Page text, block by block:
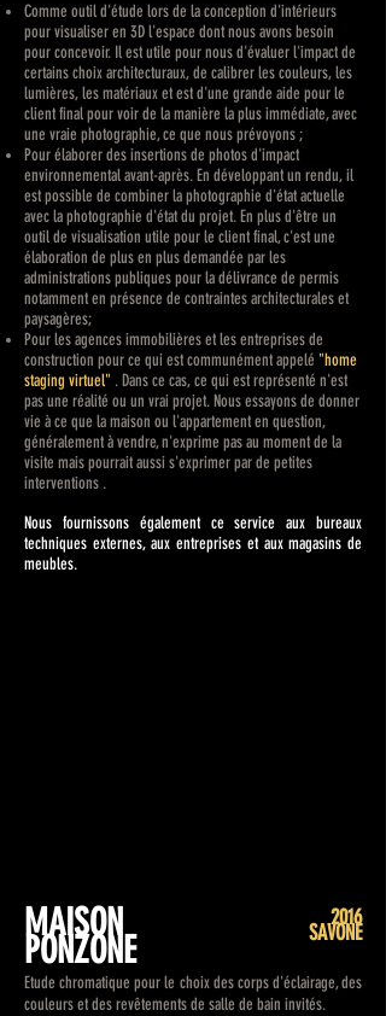
Comme outil d'étude lors de la conception d'intérieurs
pour visualiser en 3D l'espace dont nous avons besoin
pour concevoir. Il est utile pour nous d'évaluer l'impact de
certains choix architecturaux, de calibrer les couleurs, les
lumières, les matériaux et est d'une grande aide pour le
client final pour voir de la manière la plus immédiate, avec
une vraie photographie, ce que nous prévoyons ;
Pour élaborer des insertions de photos d'impact
environnemental avant-après. En développant un rendu, il
est possible de combiner la photographie d'état actuelle
avec la photographie d'état du projet. En plus d'être un
outil de visualisation utile pour le client final, c'est une
élaboration de plus en plus demandée par les
administrations publiques pour la délivrance de permis
notamment en présence de contraintes architecturales et
paysagères;
Pour les agences immobilières et les entreprises de
construction pour ce qui est communément appelé "home
staging virtuel" . Dans ce cas, ce qui est représenté n'est
pas une réalité ou un vrai projet. Nous essayons de donner
vie à ce que la maison ou l'appartement en question,
généralement à vendre, n'exprime pas au moment de la
visite mais pourrait aussi s'exprimer par de petites
interventions .
Nous fournissons également ce service aux bureaux
techniques externes, aux entreprises et aux magasins de
meubles.
MAISON
PONZONE
2016
SAVONE
Etude chromatique pour le choix des corps d'éclairage, des
couleurs et des revêtements de salle de bain invités.